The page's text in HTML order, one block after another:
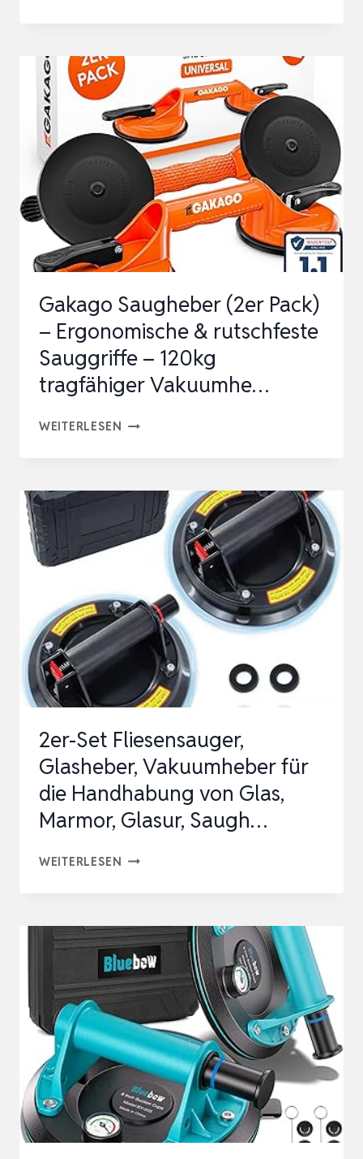
MIT
2
MOTOREN,300
KG
SAUGKRAFT,ELEKTRISCHER
SAUGHEBER
GLASSAUGER
FLIESENHEBER…
Gakago Saugheber (2er Pack)
– Ergonomische & rutschfeste
Sauggriffe – 120kg
tragfähiger Vakuumhe…
WEITERLESEN GAKAGO
PACK)
–
ERGONOMISCHE
RUTSCHFESTE
SAUGGRIFFE
–
120KG
TRAGFÄHIGER
2er-Set Fliesensauger,
Glasheber, Vakuumheber für
die Handhabung von Glas,
Marmor, Glasur, Saugh…
WEITERLESEN 2ER-
GLASHEBER,
VAKUUMHEBER
FÜR
HANDHABUNG
VON
GLAS,
MARMOR,
GLASUR,